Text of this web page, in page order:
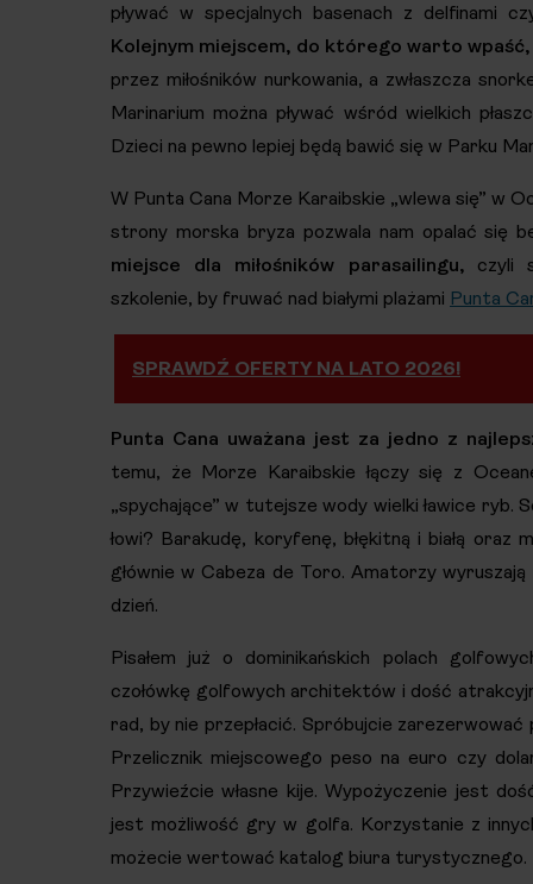
pływać w specjalnych basenach z delfinami
Kolejnym miejscem, do którego warto
przez miłośników nurkowania, a zwłaszcza
Marinarium można pływać wśród wielkich
Dzieci na pewno lepiej będą bawić się w Parku
W Punta Cana Morze Karaibskie „wlewa się” w
strony morska bryza pozwala nam opalać się
miejsce dla miłośników parasailingu,czyli
szkolenie, by fruwać nad białymi plażami Punta
SPRAWDŹ OFERTY NA LATO 2026!
Punta Cana uważana jest za jedno z
temu, że Morze Karaibskie łączy się z
„spychające” w tutejsze wody wielki ławice ryb.
łowi? Barakudę, koryfenę, błękitną i białą
głównie w Cabeza de Toro. Amatorzy
dzień.
Pisałem już o dominikańskich polach
czołówkę golfowych architektów i dość
rad, by nie przepłacić. Spróbujcie
Przelicznik miejscowego peso na euro czy
Przywieźcie własne kije. Wypożyczenie jest
jest możliwość gry w golfa. Korzystanie z
możecie wertować katalog biura turystycznego.